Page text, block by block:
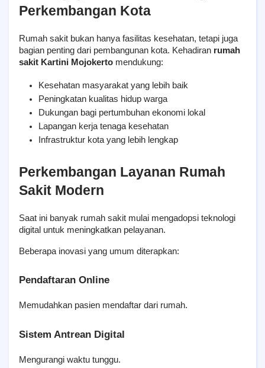
Perkembangan Kota
Rumah sakit bukan hanya fasilitas kesehatan, tetapi juga
bagian penting dari pembangunan kota. Kehadiran rumah
sakit Kartini Mojokerto mendukung:
Kesehatan masyarakat yang lebih baik
Peningkatan kualitas hidup warga
Dukungan bagi pertumbuhan ekonomi lokal
Lapangan kerja tenaga kesehatan
Infrastruktur kota yang lebih lengkap
Perkembangan Layanan Rumah
Sakit Modern
Saat ini banyak rumah sakit mulai mengadopsi teknologi
digital untuk meningkatkan pelayanan.
Beberapa inovasi yang umum diterapkan:
Pendaftaran Online
Memudahkan pasien mendaftar dari rumah.
Sistem Antrean Digital
Mengurangi waktu tunggu.